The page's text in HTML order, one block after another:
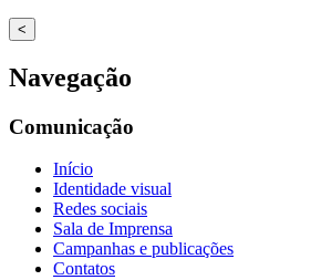
/".
This
shortcut
activates
screen
help
navigate
interact
<
Navegação
Comunicação
Início
Identidade visual
Redes sociais
Sala de Imprensa
Campanhas e publicações
Contatos